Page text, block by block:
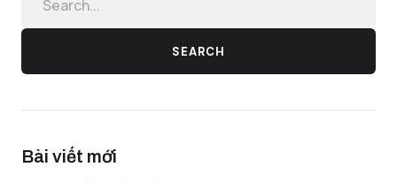
SEARCH
Bài viết mới